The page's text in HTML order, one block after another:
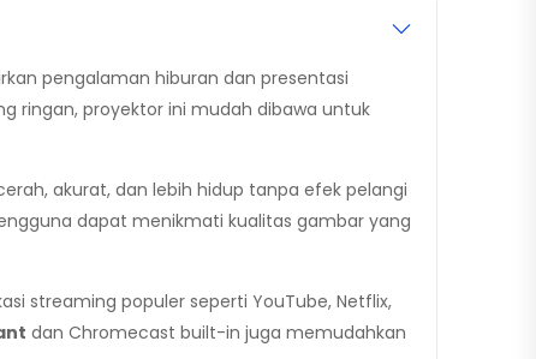
pengalaman hiburan dan presentasi
ringan, proyektor ini mudah dibawa untuk
akurat, dan lebih hidup tanpa efek pelangi
dapat menikmati kualitas gambar yang
streaming populer seperti YouTube, Netflix,
dan Chromecast built-in juga memudahkan